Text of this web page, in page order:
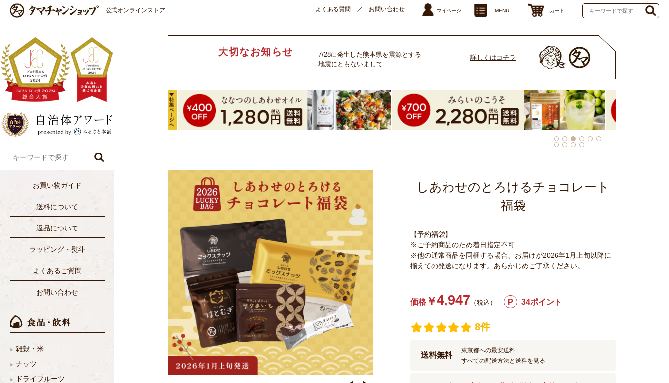
公式オンラインストア よくある質問 ／ お問い合わせ マイページ MENU カート
お買い物ガイド
送料について
返品について
ラッピング・熨斗
よくあるご質問
お問い合わせ
雑穀・米
ナッツ
ドライフルーツ
大切なお知らせ
7/28に発生した熊本県を震源とする
地震にともないまして
詳しくはコチラ
しあわせのとろけるチョコレート
福袋
【予約福袋】
※ご予約商品のため着日指定不可
※他の通常商品を同梱する場合、お届けが2026年1月上旬以降に
揃えての発送になります。あらかじめご了承ください。
価格 ￥4,947 （税込） P 34ポイント
8件
送料無料
東京都への最安送料
すべての配送方法と送料を見る